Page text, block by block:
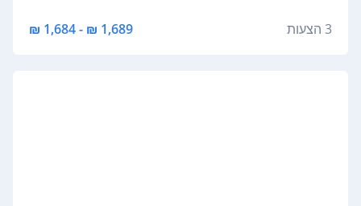
3 הצעות 1,689 ₪ - 1,684 ₪